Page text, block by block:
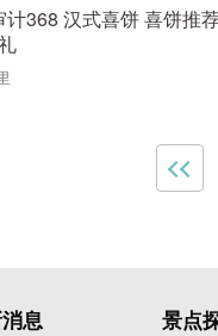
计368 汉式喜饼 喜饼推
息 景点